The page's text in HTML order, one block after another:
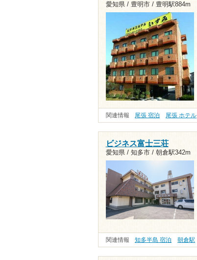
愛知県 / 豊明市 / 豊明駅884m
関連情報 尾張 宿泊 尾張 ホテル
ビジネス富士三荘
愛知県 / 知多市 / 朝倉駅342m
関連情報 知多半島 宿泊 朝倉駅